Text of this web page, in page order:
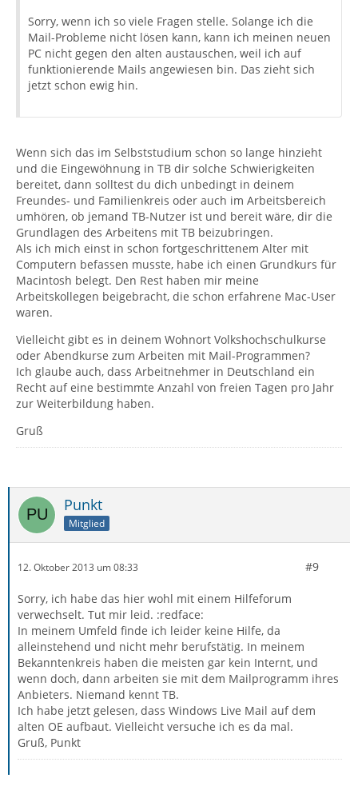
Sorry, wenn ich so viele Fragen stelle. Solange ich die
Mail-Probleme nicht lösen kann, kann ich meinen neuen
PC nicht gegen den alten austauschen, weil ich auf
funktionierende Mails angewiesen bin. Das zieht sich
jetzt schon ewig hin.
Wenn sich das im Selbststudium schon so lange hinzieht
und die Eingewöhnung in TB dir solche Schwierigkeiten
bereitet, dann solltest du dich unbedingt in deinem
Freundes- und Familienkreis oder auch im Arbeitsbereich
umhören, ob jemand TB-Nutzer ist und bereit wäre, dir die
Grundlagen des Arbeitens mit TB beizubringen.
Als ich mich einst in schon fortgeschrittenem Alter mit
Computern befassen musste, habe ich einen Grundkurs für
Macintosh belegt. Den Rest haben mir meine
Arbeitskollegen beigebracht, die schon erfahrene Mac-User
waren.
Vielleicht gibt es in deinem Wohnort Volkshochschulkurse
oder Abendkurse zum Arbeiten mit Mail-Programmen?
Ich glaube auch, dass Arbeitnehmer in Deutschland ein
Recht auf eine bestimmte Anzahl von freien Tagen pro Jahr
zur Weiterbildung haben.
Gruß
Punkt
Mitglied
12. Oktober 2013 um 08:33 #9
Sorry, ich habe das hier wohl mit einem Hilfeforum
verwechselt. Tut mir leid. :redface:
In meinem Umfeld finde ich leider keine Hilfe, da
alleinstehend und nicht mehr berufstätig. In meinem
Bekanntenkreis haben die meisten gar kein Internt, und
wenn doch, dann arbeiten sie mit dem Mailprogramm ihres
Anbieters. Niemand kennt TB.
Ich habe jetzt gelesen, dass Windows Live Mail auf dem
alten OE aufbaut. Vielleicht versuche ich es da mal.
Gruß, Punkt